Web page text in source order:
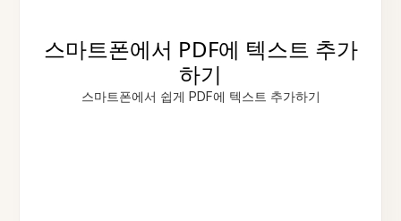
스마트폰에서 PDF에 텍스트 추가
하기
스마트폰에서 쉽게 PDF에 텍스트 추가하기